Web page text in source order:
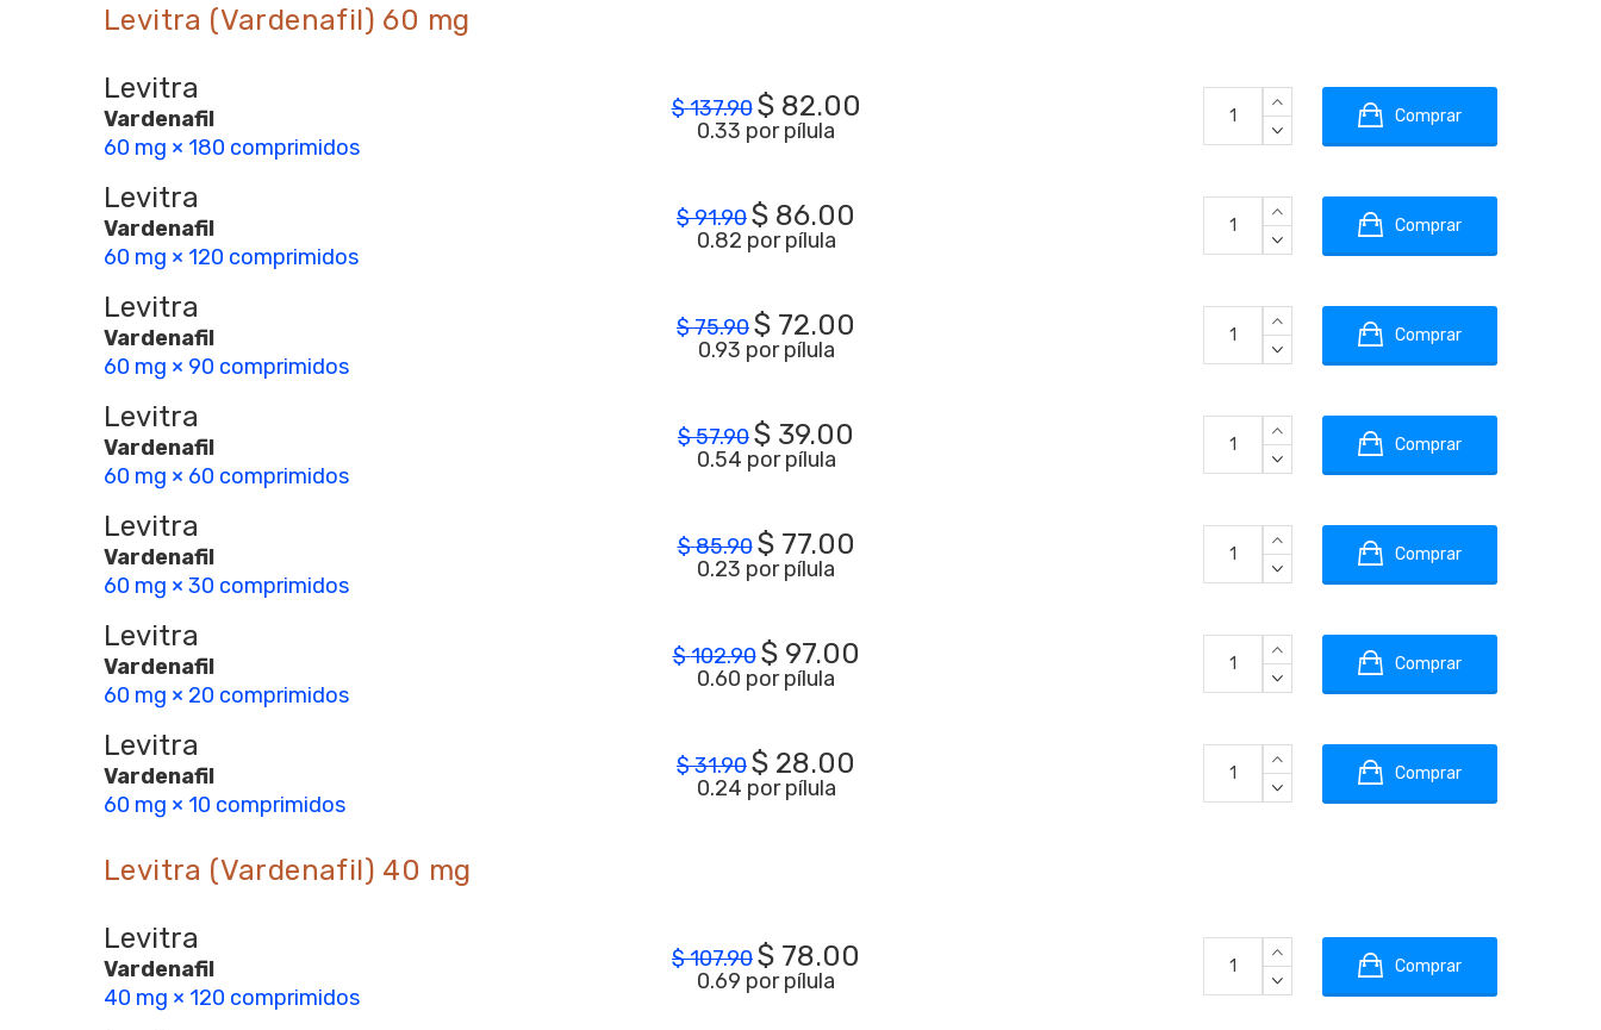
Levitra (Vardenafil) 60 mg
Levitra
Vardenafil
60 mg × 180 comprimidos
$137.90 $ 82.00
0.33 por pílula
Comprar
Levitra
Vardenafil
60 mg × 120 comprimidos
$91.90$ 86.00
0.82 por pílula
Comprar
Levitra
Vardenafil
60 mg × 90 comprimidos
$75.90$ 72.00
0.93 por pílula
Comprar
Levitra
Vardenafil
60 mg × 60 comprimidos
$57.90$ 39.00
0.54 por pílula
Comprar
Levitra
Vardenafil
60 mg × 30 comprimidos
$85.90 $ 77.00
0.23 por pílula
Comprar
Levitra
Vardenafil
60 mg × 20 comprimidos
$102.90 $ 97.00
0.60 por pílula
Comprar
Levitra
Vardenafil
60 mg × 10 comprimidos
$31.90$ 28.00
0.24 por pílula
Comprar
Levitra (Vardenafil) 40 mg
Levitra
Vardenafil
40 mg × 120 comprimidos
$107.90$ 78.00
0.69 por pílula
Comprar